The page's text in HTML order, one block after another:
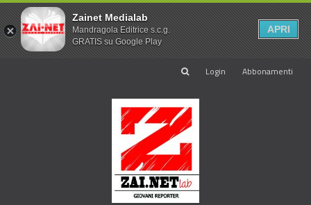
Login Abbonamenti
Zainet Medialab
Mandragola Editrice s.c.g.
GRATIS su Google Play
APRI